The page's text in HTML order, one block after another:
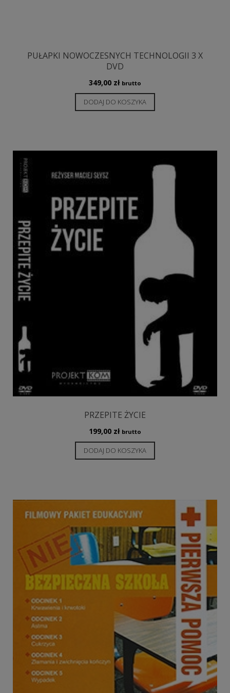
PUŁAPKI NOWOCZESNYCH TECHNOLOGII 3 X
DVD
349,00 zł brutto
DODAJ DO KOSZYKA
PRZEPITE ŻYCIE
199,00 zł brutto
DODAJ DO KOSZYKA